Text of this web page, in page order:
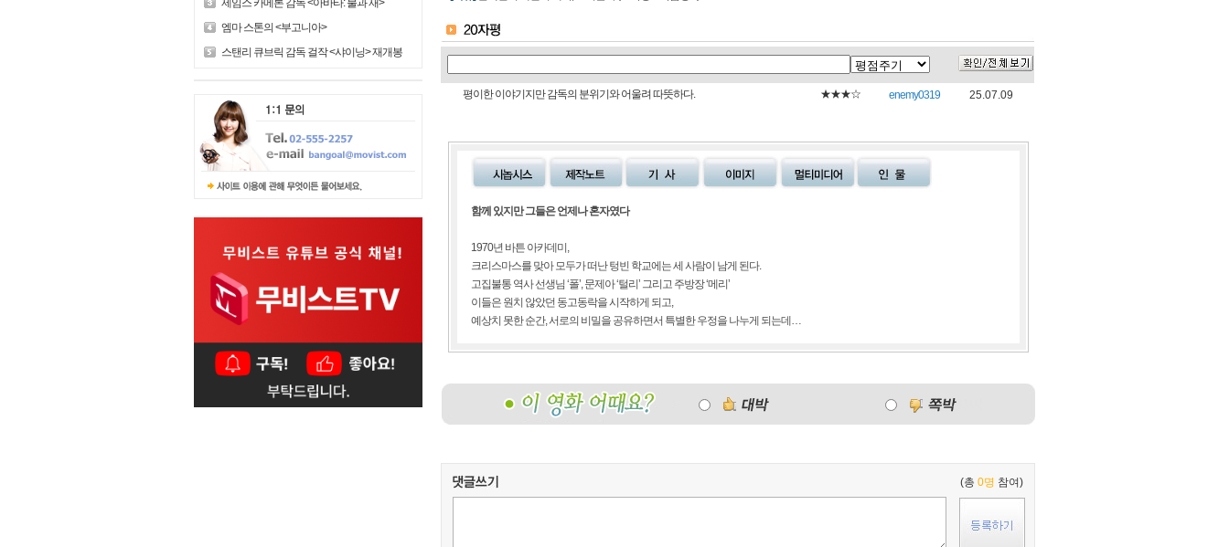
제임스 카메론 감독 <아바타: 불과 재>
엠마 스톤의 <부고니아>
스탠리 큐브릭 감독 걸작 <샤이닝> 재개봉!
평이한 이야기지만 감독의 분위기와 어울려 따뜻하다. ★★★☆ enemy0319 25.07.09
함께 있지만 그들은 언제나 혼자였다
1970년 바튼 아카데미,
크리스마스를 맞아 모두가 떠난 텅빈 학교에는 세 사람이 남게 된다.
고집불통 역사 선생님 ‘폴’, 문제아 ‘털리’ 그리고 주방장 ‘메리’
이들은 원치 않았던 동고동락을 시작하게 되고,
예상치 못한 순간, 서로의 비밀을 공유하면서 특별한 우정을 나누게 되는데…
(총 0명 참여)